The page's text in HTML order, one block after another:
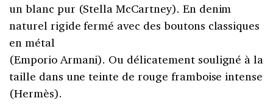
un blanc pur (Stella McCartney). En denim
naturel rigide fermé avec des boutons classiques
en métal
(Emporio Armani). Ou délicatement souligné à la
taille dans une teinte de rouge framboise intense
(Hermès).